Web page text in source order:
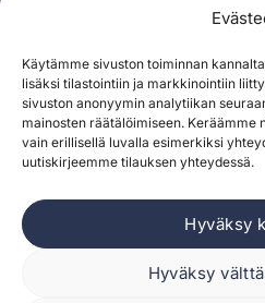
Käytämme sivuston toiminnan
lisäksi tilastointiin ja markkinointiin
sivuston anonyymin analytiikan
mainosten räätälöimiseen. Keräämme
vain erillisellä luvalla esimerkiksi
uutiskirjeemme tilauksen yhteydessä.
Hyväksy
Hyväksy
Berlin
Greifswalder Straße 226
10405 Berlin, Saksa